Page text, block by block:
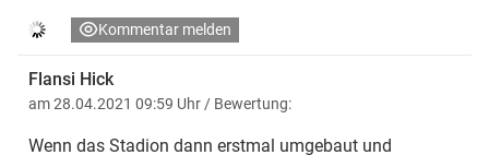
Kommentar melden
Flansi Hick
am 28.04.2021 09:59 Uhr / Bewertung:
Wenn das Stadion dann erstmal umgebaut und